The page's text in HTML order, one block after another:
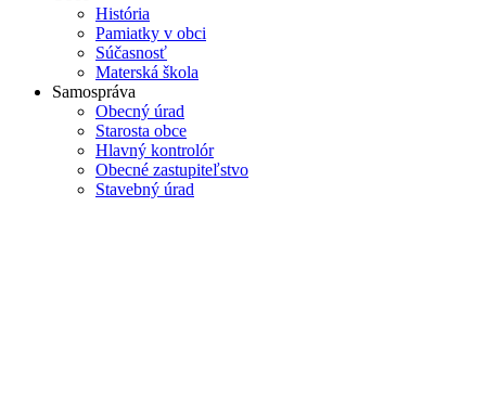
História
Pamiatky v obci
Súčasnosť
Materská škola
Samospráva
Obecný úrad
Starosta obce
Hlavný kontrolór
Obecné zastupiteľstvo
Stavebný úrad